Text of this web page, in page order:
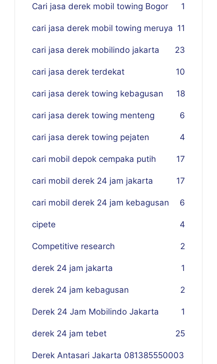
Cari jasa derek mobil towing Bogor 1
cari jasa derek mobil towing meruya 11
cari jasa derek mobilindo jakarta 23
cari jasa derek terdekat 10
cari jasa derek towing kebagusan 18
cari jasa derek towing menteng 6
cari jasa derek towing pejaten 4
cari mobil depok cempaka putih 17
cari mobil derek 24 jam jakarta 17
cari mobil derek 24 jam kebagusan 6
cipete 4
Competitive research 2
derek 24 jam jakarta 1
derek 24 jam kebagusan 2
Derek 24 Jam Mobilindo Jakarta 1
derek 24 jam tebet 25
Derek Antasari Jakarta 081385550003